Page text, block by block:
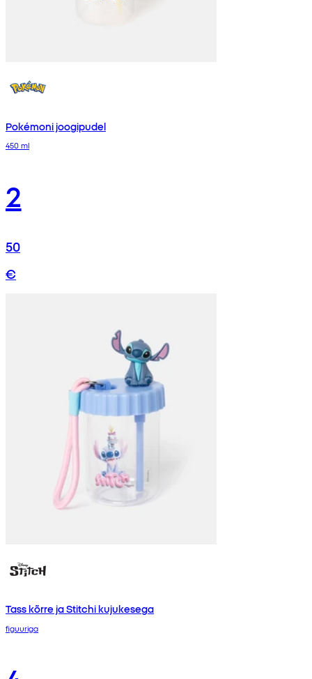
Pokémoni joogipudel
450 ml
2
50
€
Tass kõrre ja Stitchi kujukesega
figuuriga